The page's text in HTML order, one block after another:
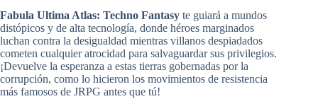
Fabula Ultima Atlas: Techno Fantasy te guiará a mundos
distópicos y de alta tecnología, donde héroes marginados
luchan contra la desigualdad mientras villanos despiadados
cometen cualquier atrocidad para salvaguardar sus privilegios.
¡Devuelve la esperanza a estas tierras gobernadas por la
corrupción, como lo hicieron los movimientos de resistencia
más famosos de JRPG antes que tú!